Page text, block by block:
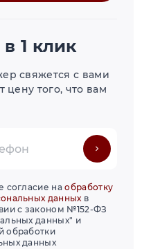
1 клик
свяжется с вами
цену того, что вам
согласие наобработку
данныхв
с законом №152-ФЗ
данных" и
обработки
данных